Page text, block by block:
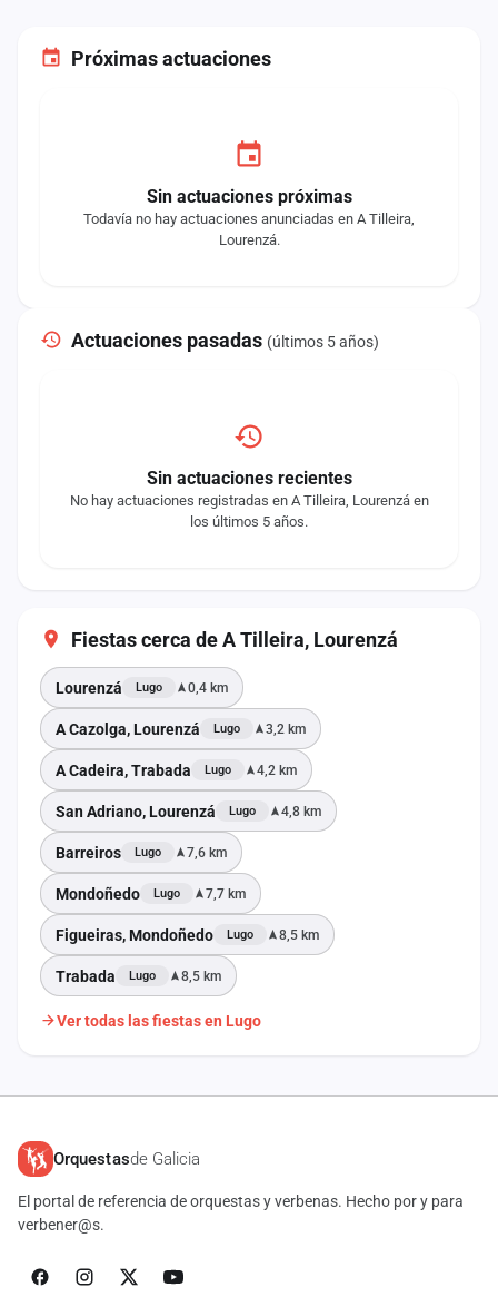
Próximas actuaciones
Sin actuaciones próximas
Todavía no hay actuaciones anunciadas en A Tilleira,
Lourenzá.
Actuaciones pasadas (últimos 5 años)
Sin actuaciones recientes
No hay actuaciones registradas en A Tilleira, Lourenzá en
los últimos 5 años.
Fiestas cerca de A Tilleira, Lourenzá
Lourenzá Lugo 0,4 km
A Cazolga, Lourenzá Lugo 3,2 km
A Cadeira, Trabada Lugo 4,2 km
San Adriano, Lourenzá Lugo 4,8 km
Barreiros Lugo 7,6 km
Mondoñedo Lugo 7,7 km
Figueiras, Mondoñedo Lugo 8,5 km
Trabada Lugo 8,5 km
Ver todas las fiestas en Lugo
Orquestasde Galicia
El portal de referencia de orquestas y verbenas. Hecho por y para
verbener@s.